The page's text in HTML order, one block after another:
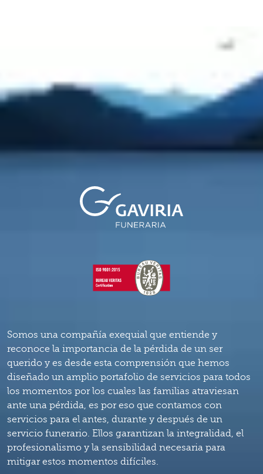
Somos una compañía exequial que entiende y
reconoce la importancia de la pérdida de un ser
querido y es desde esta comprensión que hemos
diseñado un amplio portafolio de servicios para todos
los momentos por los cuales las familias atraviesan
ante una pérdida, es por eso que contamos con
servicios para el antes, durante y después de un
servicio funerario. Ellos garantizan la integralidad, el
profesionalismo y la sensibilidad necesaria para
mitigar estos momentos difíciles.